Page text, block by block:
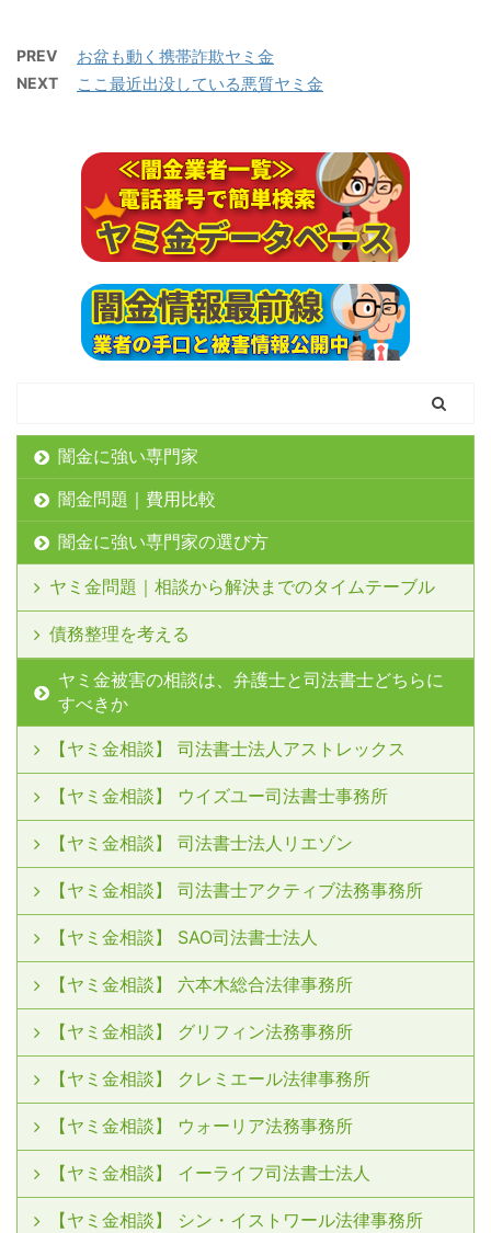
PREV お盆も動く携帯詐欺ヤミ金
NEXT ここ最近出没している悪質ヤミ金
闇金に強い専門家
闇金問題｜費用比較
闇金に強い専門家の選び方
ヤミ金問題｜相談から解決までのタイムテーブル
債務整理を考える
ヤミ金被害の相談は、弁護士と司法書士どちらに
すべきか
【ヤミ金相談】 司法書士法人アストレックス
【ヤミ金相談】 ウイズユー司法書士事務所
【ヤミ金相談】 司法書士法人リエゾン
【ヤミ金相談】 司法書士アクティブ法務事務所
【ヤミ金相談】 SAO司法書士法人
【ヤミ金相談】 六本木総合法律事務所
【ヤミ金相談】 グリフィン法務事務所
【ヤミ金相談】 クレミエール法律事務所
【ヤミ金相談】 ウォーリア法務事務所
【ヤミ金相談】 イーライフ司法書士法人
【ヤミ金相談】 シン・イストワール法律事務所